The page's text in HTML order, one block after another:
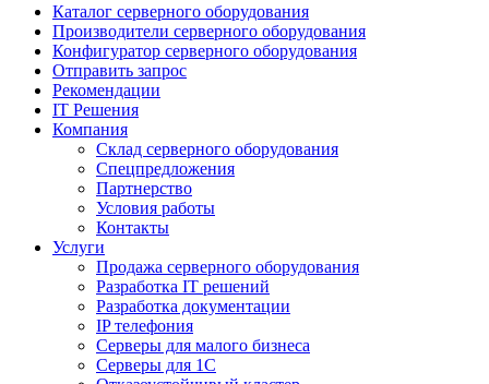
Каталог серверного оборудования
Производители серверного оборудования
Конфигуратор серверного оборудования
Отправить запрос
Рекомендации
IT Решения
Компания
Склад серверного оборудования
Спецпредложения
Партнерство
Условия работы
Контакты
Услуги
Продажа серверного оборудования
Разработка IT решений
Разработка документации
IP телефония
Серверы для малого бизнеса
Серверы для 1С